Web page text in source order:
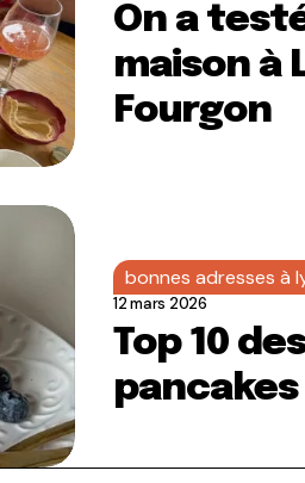
On a
maison à
Fourgon
bonnes adresses à
12 mars 2026
Top 10
pancakes